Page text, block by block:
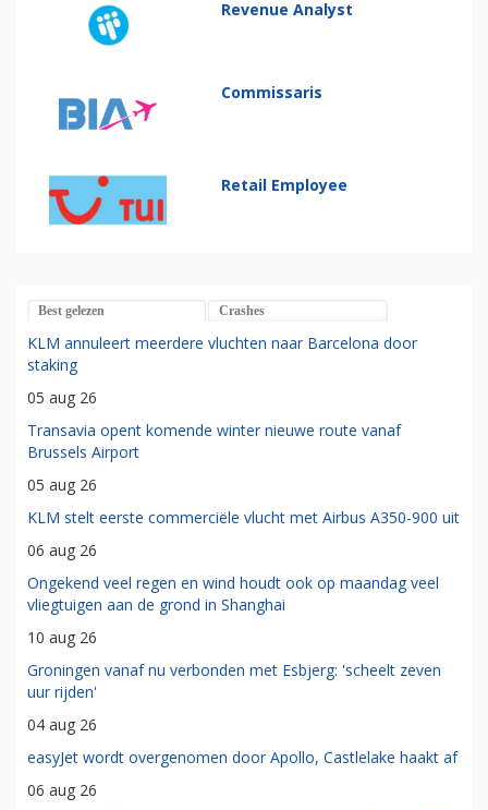
Revenue Analyst
Commissaris
Retail Employee
Best gelezen Crashes
KLM annuleert meerdere vluchten naar Barcelona door
staking
05 aug 26
Transavia opent komende winter nieuwe route vanaf
Brussels Airport
05 aug 26
KLM stelt eerste commerciële vlucht met Airbus A350-900 uit
06 aug 26
Ongekend veel regen en wind houdt ook op maandag veel
vliegtuigen aan de grond in Shanghai
10 aug 26
Groningen vanaf nu verbonden met Esbjerg: 'scheelt zeven
uur rijden'
04 aug 26
easyJet wordt overgenomen door Apollo, Castlelake haakt af
06 aug 26